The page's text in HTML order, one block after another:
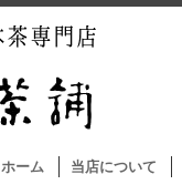
ホーム 当店について